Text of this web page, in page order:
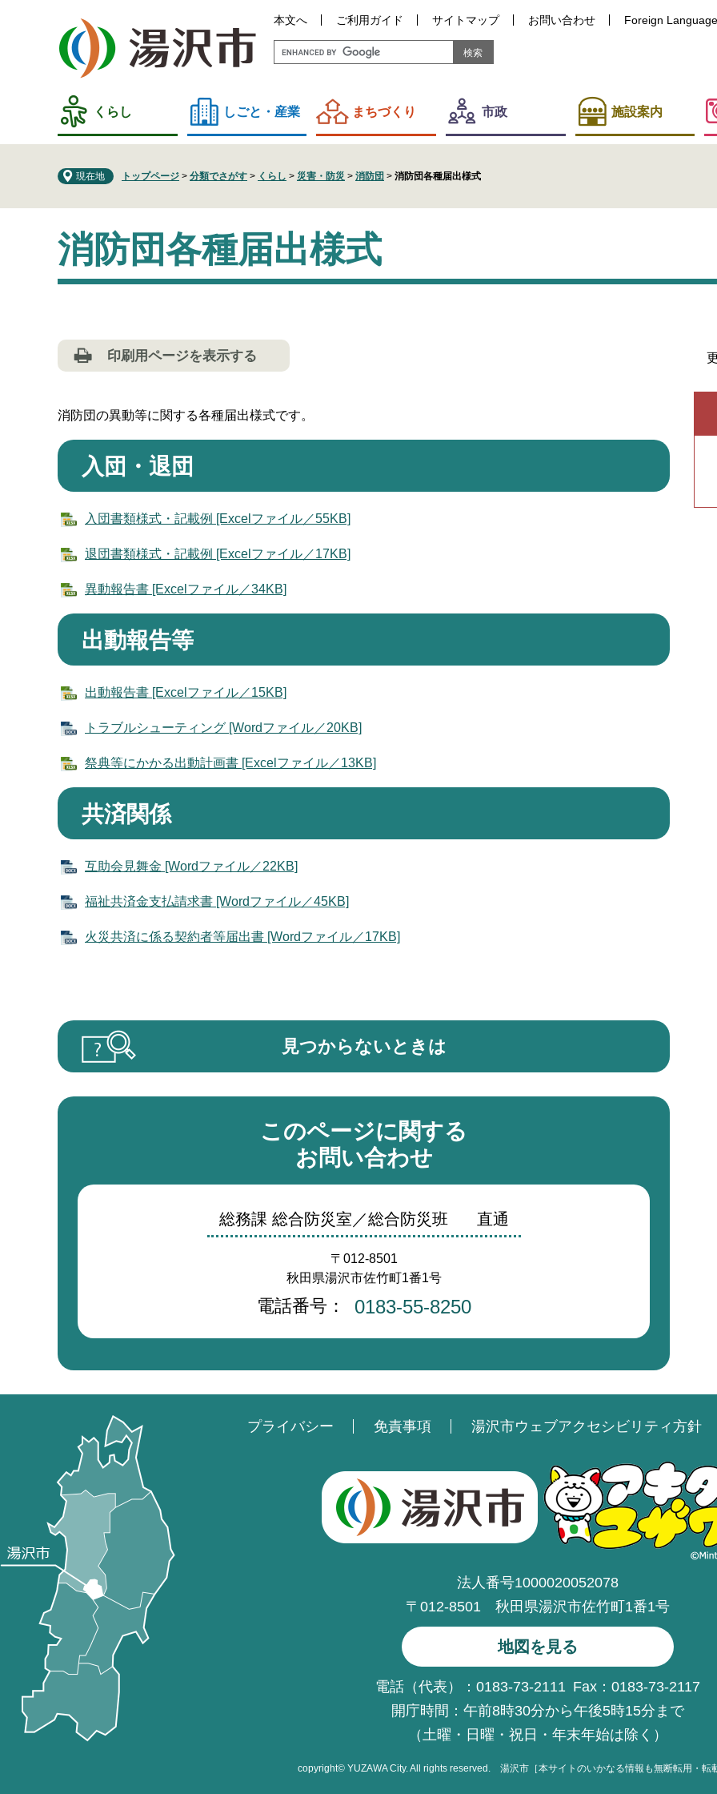
す
し
本文へ ご利用ガイド サイトマップ お問い合わせ Foreign Language
くらし しごと・産業 まちづくり 市政 施設案内
現在地 トップページ > 分類でさがす > くらし > 災害・防災 > 消防団 > 消防団各種届出様式
文
消防団各種届出様式
印刷用ページを表示する
消防団の異動等に関する各種届出様式です。
入団・退団
入団書類様式・記載例 [Excelファイル／55KB]
退団書類様式・記載例 [Excelファイル／17KB]
異動報告書 [Excelファイル／34KB]
出動報告等
出動報告書 [Excelファイル／15KB]
トラブルシューティング [Wordファイル／20KB]
祭典等にかかる出動計画書 [Excelファイル／13KB]
共済関係
互助会見舞金 [Wordファイル／22KB]
福祉共済金支払請求書 [Wordファイル／45KB]
火災共済に係る契約者等届出書 [Wordファイル／17KB]
見つからないときは
このページに関する
お問い合わせ
総務課 総合防災室／総合防災班 直通
〒012-8501
秋田県湯沢市佐竹町1番1号
電話番号： 0183-55-8250
プライバシー 免責事項 湯沢市ウェブアクセシビリティ方針
法人番号1000020052078
〒012-8501 秋田県湯沢市佐竹町1番1号
地図を見る
電話（代表）：0183-73-2111 Fax：0183-73-2117
開庁時間：午前8時30分から午後5時15分まで
（土曜・日曜・祝日・年末年始は除く）
copyright© YUZAWACity. All rights reserved. 湯沢市［本サイトのいかなる情報も無断転用・転